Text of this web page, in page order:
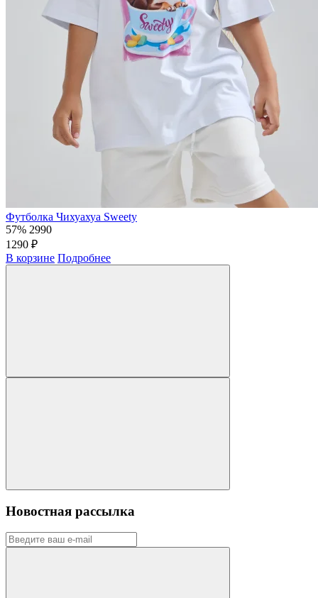
Футболка Чихуахуа Sweety
57% 2990
1290 ₽
В корзине Подробнее
Новостная рассылка